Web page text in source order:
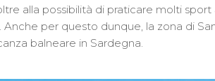
alla possibilità di praticare molti
per questo dunque, la zona di
balneare in Sardegna.